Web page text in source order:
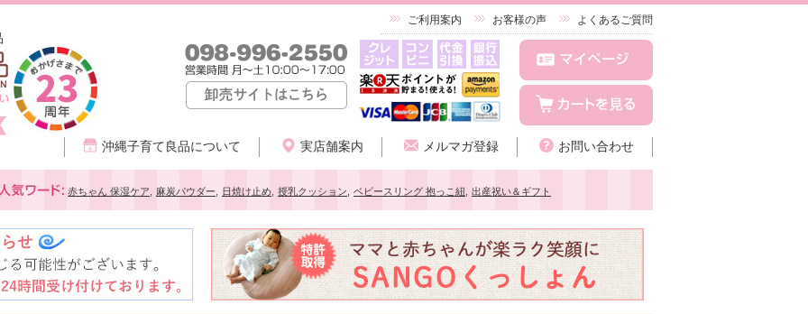
ご利用案内 お客様の声 よくあるご質問
沖縄子育て良品について 実店舗案内 メルマガ登録 お問い合わせ
赤ちゃん 保湿ケア 麻炭パウダー 日焼け止め 授乳クッション ベビースリング 抱っこ紐 出産祝い＆ギフト